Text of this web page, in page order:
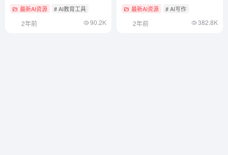
最新AI资源 # AI教育工具
2年前 90.2K
最新AI资源 # AI写作
2年前 382.8K